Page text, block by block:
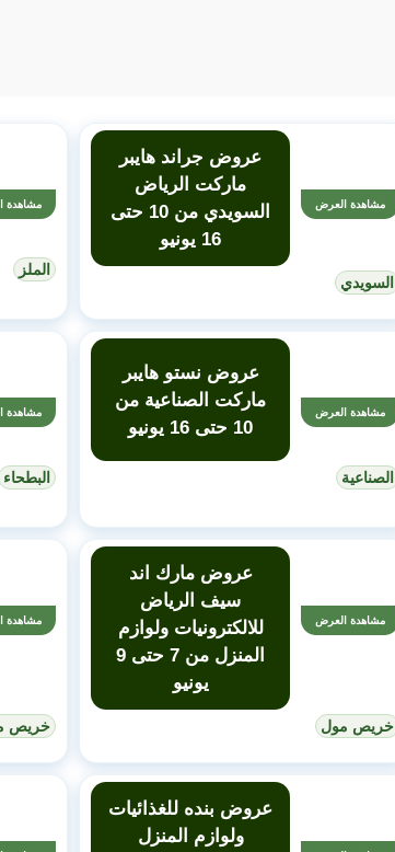
مشاهدة العرض
عروض جراند هايبر
ماركت الرياض
السويدي من 10 حتى
16 يونيو
السويدي
مشاهدة
الملز
مشاهدة العرض
عروض نستو هايبر
ماركت الصناعية من
10 حتى 16 يونيو
الصناعية
مشاهدة
البطحاء
مشاهدة العرض
عروض مارك اند
سيف الرياض
للالكترونيات ولوازم
المنزل من 7 حتى 9
يونيو
خريص مول
مشاهدة
خريص
عروض بنده للغذائيات
ولوازم المنزل